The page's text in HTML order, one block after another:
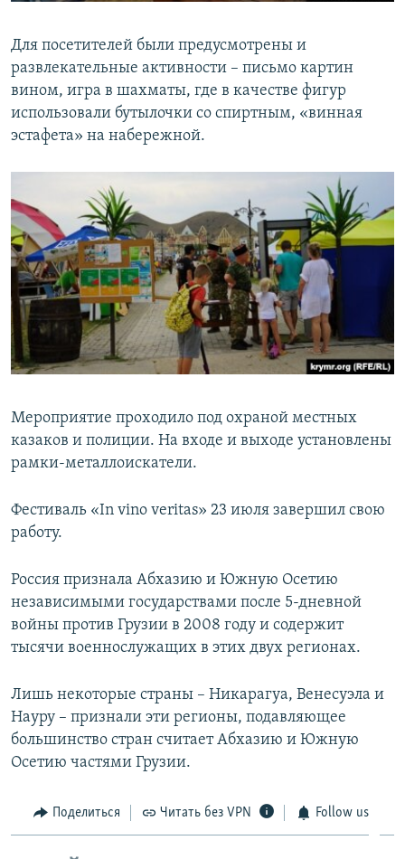
Для посетителей были предусмотрены и
развлекательные активности – письмо картин
вином, игра в шахматы, где в качестве фигур
использовали бутылочки со спиртным, «винная
эстафета» на набережной.
Мероприятие проходило под охраной местных
казаков и полиции. На входе и выходе установлены
рамки-металлоискатели.
Фестиваль «In vino veritas» 23 июля завершил свою
работу.
Россия признала Абхазию и Южную Осетию
независимыми государствами после 5-дневной
войны против Грузии в 2008 году и содержит
тысячи военнослужащих в этих двух регионах.
Лишь некоторые страны – Никарагуа, Венесуэла и
Науру – признали эти регионы, подавляющее
большинство стран считает Абхазию и Южную
Осетию частями Грузии.
Поделиться Читать без VPN Follow us